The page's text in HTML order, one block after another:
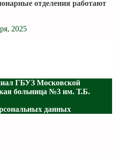
отделения работают
2025
ГБУЗ Московской
больница №3 им. Т.Б.
данных